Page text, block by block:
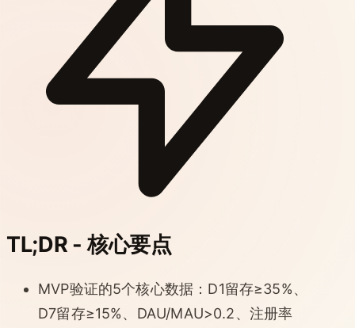
TL;DR - 核心要点
MVP验证的5个核心数据：D1留存≥35%、
D7留存≥15%、DAU/MAU>0.2、注册率